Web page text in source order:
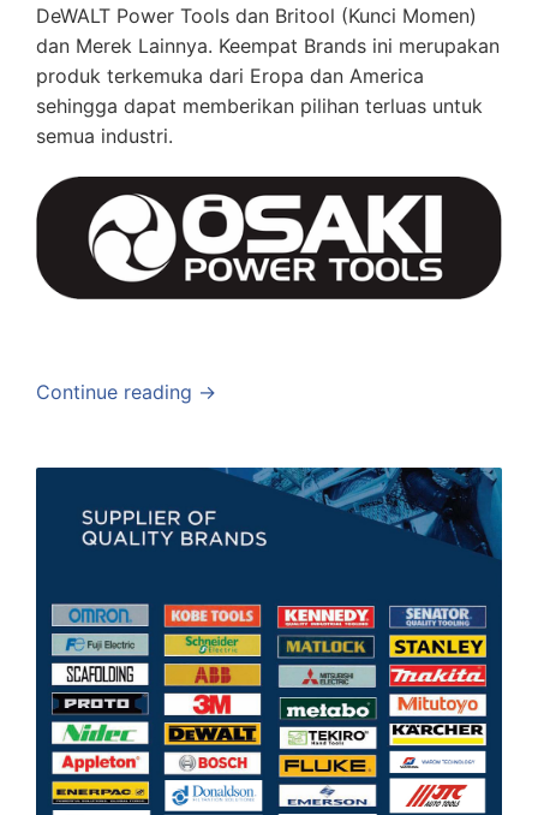
DeWALT Power Tools dan Britool (Kunci Momen)
dan Merek Lainnya. Keempat Brands ini merupakan
produk terkemuka dari Eropa dan America
sehingga dapat memberikan pilihan terluas untuk
semua industri.
Continue reading →